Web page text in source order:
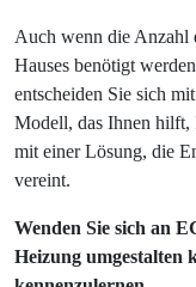
Auch wenn die Anzahl
Hauses benötigt
entscheiden Sie sich
Modell, das Ihnen hilft,
mit einer Lösung, die
vereint.
Wenden Sie sich an
Heizung umgestalten